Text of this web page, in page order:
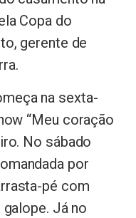
Copa do
gerente de
na sexta-
“Meu coração
No sábado
por
pé com
Já no